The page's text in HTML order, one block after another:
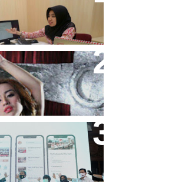
Di Indonesia
Single
Sale 2020 Go
Dimulai